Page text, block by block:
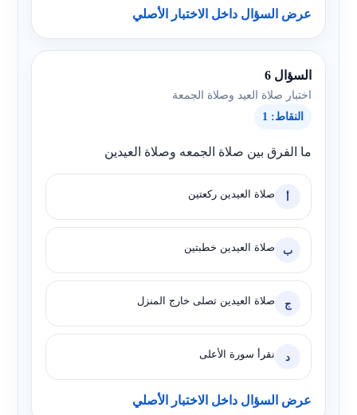
عرض السؤال داخل الاختبار الأصلي
السؤال 6
اختبار صلاة العيد وصلاة الجمعة
النقاط: 1
ما الفرق بين صلاة الجمعه وصلاة العيدين
أ صلاة العيدين ركعتين
ب صلاة العيدين خطبتين
ج صلاة العيدين تصلى خارج المنزل
د نقرأ سورة الأعلى
عرض السؤال داخل الاختبار الأصلي